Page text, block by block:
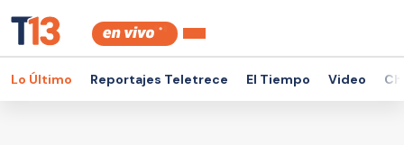
Lo Último Reportajes Teletrece El Tiempo Video